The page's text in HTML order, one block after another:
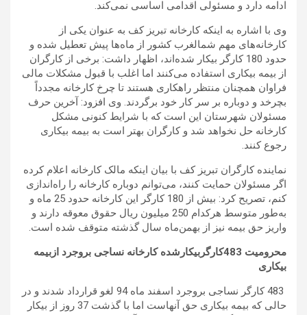
ادامه دارد و مسئولی اقدامی اساسی نمی‌کند.
وی با اشاره به اینکه کارخانه تبریز کف به عنوان یکی از
کارخانه‌های مهم شمالغرب کشور از ماه‌ها پیش تعطیل شده و
حدود 180 کارگر بیکار شده‌اند، اظهار داشت: برخی از کارگران
از بیمه بیکاری استفاده می‌کنند اما اغلب با قبول مشکلات مالی
فراوان همچنان منتظر راهکاری هستند تا چرخ کارخانه مجدداً
بچرخد و دوباره بر سر کار خود برگردند. وی افزود: آخرین حرف
مسئولان شهرستان این است که با شرایط کنونی مشکل
کارخانه حل نخواهد شد و کارگران بهتر است به بیمه بیکاری
رجوع کنند.
نماینده کارگران تبریز کف با بیان اینکه مالک کارخانه اعلام کرده
اگر مسئولان حمایت کنند، می‌توانم دوباره کارخانه را راه‌اندازی
کنم، تصریح کرد: بیش از 180 کارگر این کارخانه حدود 25 ماه و
به‌طور متوسط هرکدام 250 میلیون ریال حقوق معوقه دارند و
واریز حق بیمه نیز از بهمن‌ماه سال گذشته متوقف شده است.
محرومیت 483کارگربیکارشده کارخانه نساجی بروجرد ازبیمه
بیکاری
483 کارگر نساجی بروجرد اسفند ماه 94 لغو قرارداد شدند و در
حالی که بیمه بیکاری حق آنهاست اما با گذشت 37 روز از بیکار